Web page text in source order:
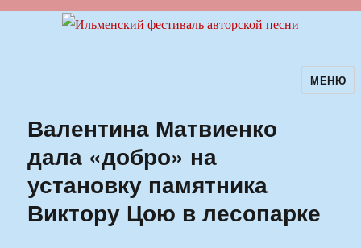
Ильменский фестиваль авторскойМЕНЮ
Валентина Матвиенко
дала «добро» на
установку памятника
Виктору Цою в лесопарке